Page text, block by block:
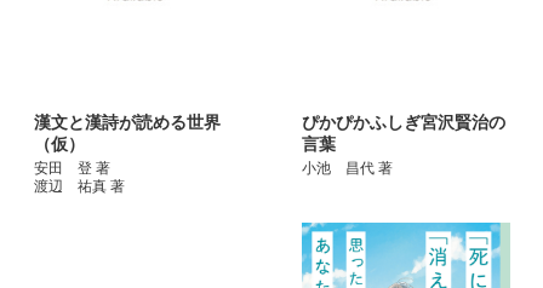
漢文と漢詩が読める世界
（仮）
安田 登 著
渡辺 祐真 著
ぴかぴかふしぎ宮沢賢治の
言葉
小池 昌代 著